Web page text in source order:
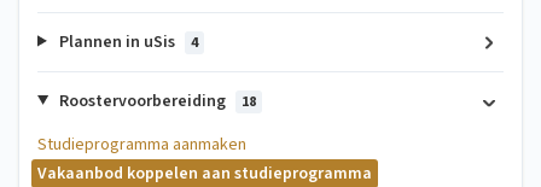
Plannen in uSis 4
Roostervoorbereiding 18
Studieprogramma aanmaken
Vakaanbod koppelen aan studieprogramma